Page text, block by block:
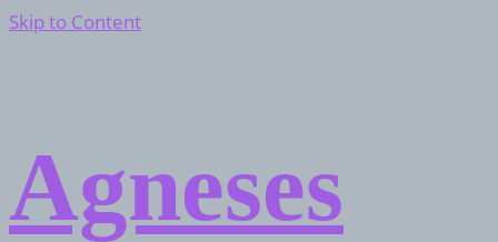
Skip to Content
Agneses